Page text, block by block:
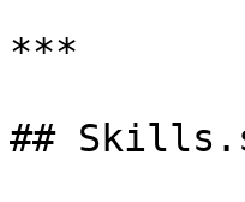
***
##